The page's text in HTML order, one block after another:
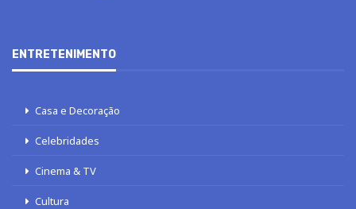
ENTRETENIMENTO
Casa e Decoração
Celebridades
Cinema & TV
Cultura